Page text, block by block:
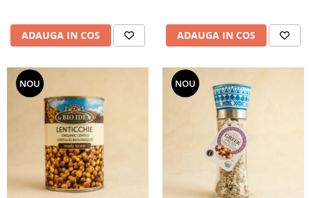
ADAUGA IN COS ADAUGA IN COS
NOU NOU